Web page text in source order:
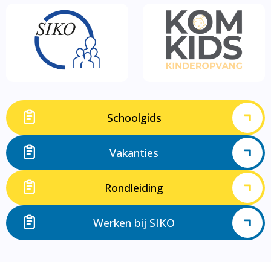
Schoolgids
Vakanties
Rondleiding
Werken bij SIKO